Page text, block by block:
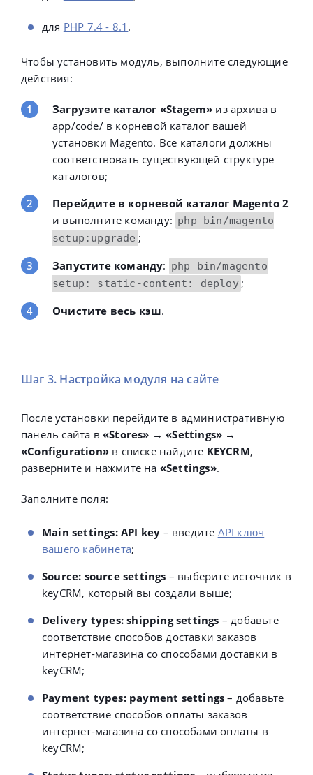
для PHP 7.4 - 8.1 .
Чтобы установить модуль, выполните следующие
действия:
Загрузите каталог «Stagem» из архива в
app/code/ в корневой каталог вашей
установки Magento. Все каталоги должны
соответствовать существующей структуре
каталогов;
Перейдите в корневой каталог Magento 2
и выполните команду: php bin/magento
setup:upgrade ;
Запустите команду: php bin/magento
setup: static-content: deploy ;
Очистите весь кэш.
Шаг 3. Настройка модуля на сайте
После установки перейдите в административную
панель сайта в «Stores» → «Settings» →
«Configuration» в списке найдите KEYCRM,
разверните и нажмите на «Settings».
Заполните поля:
Main settings: API key – введите API ключ
вашего кабинета;
Source: source settings – выберите источник в
keyCRM, который вы создали выше;
Delivery types: shipping settings – добавьте
соответствие способов доставки заказов
интернет-магазина со способами доставки в
keyCRM;
Payment types: payment settings – добавьте
соответствие способов оплаты заказов
интернет-магазина со способами оплаты в
keyCRM;